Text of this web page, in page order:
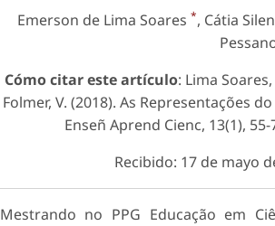
Emerson de Lima Soares*, Cátia
Cómo citar este artículo: Lima
Folmer, V. (2018). As Representações
Enseñ Aprend Cienc, 13(1),
Recibido: 17 de mayo
Mestrando no PPG Educação em